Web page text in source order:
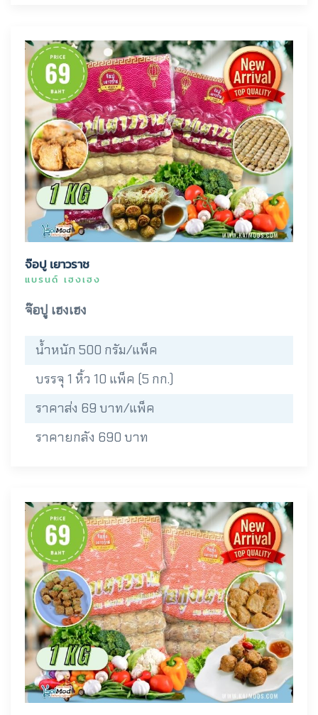
จ๊อปู เยาวราช
แบรนด์ เฮงเฮง
จ๊อปู เฮงเฮง
น้ำหนัก 500 กรัม/แพ็ค
บรรจุ 1 หิ้ว 10 แพ็ค (5 กก.)
ราคาส่ง 69 บาท/แพ็ค
ราคายกลัง 690 บาท